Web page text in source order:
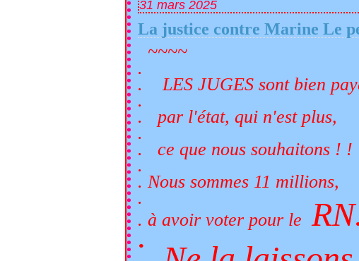
31 mars 2025
La justice contre Marine Le
~~~~
.
. LES JUGES sont bien
.
. par l'état, qui n'est plus,
.
. ce que nous souhaitons ! !
.
. Nous sommes 11 millions,
.
. à avoir voter pour le
.